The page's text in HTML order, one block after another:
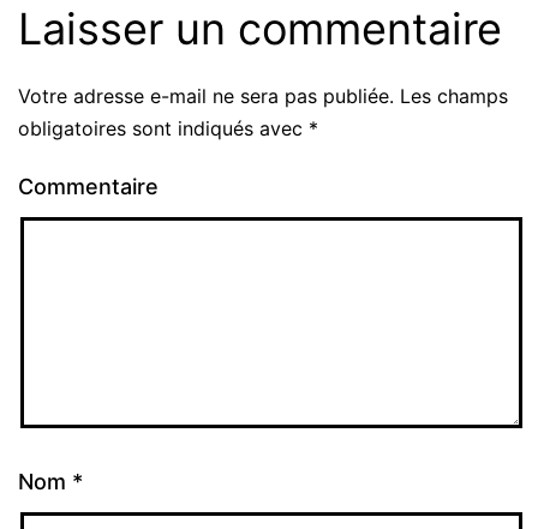
Laisser un commentaire
Votre adresse e-mail ne sera pas publiée. Les champs
obligatoires sont indiqués avec *
Commentaire
Nom *